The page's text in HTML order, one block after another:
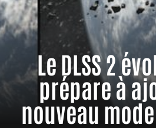
Le DLSS 2
prépare à
nouveau